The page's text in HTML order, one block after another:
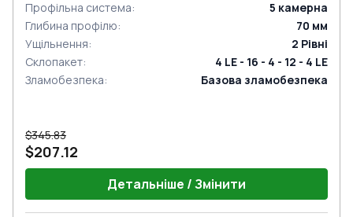
Профільна система: 5 камерна
Глибина профілю: 70 мм
Ущільнення: 2 Рівні
Склопакет:
4 LE - 16 - 4 - 12 - 4 LE
Зламобезпека: Базова зламобезпека
$345.83
$207.12
Детальніше / Змінити